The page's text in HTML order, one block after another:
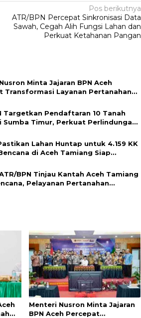
Pos berikutnya
ATR/BPN Percepat Sinkronisasi Data
Sawah, Cegah Alih Fungsi Lahan dan
Perkuat Ketahanan Pangan
Minta Jajaran BPN Aceh
Transformasi Layanan Pertanahan
Targetkan Pendaftaran 10 Tanah
Sumba Timur, Perkuat Perlindungan
Lahan Huntap untuk 4.159 KK
di Aceh Tamiang Siap
BPN Tinjau Kantah Aceh Tamiang
Pelayanan Pertanahan
Menteri Nusron Minta Jajaran
BPN Aceh Percepat